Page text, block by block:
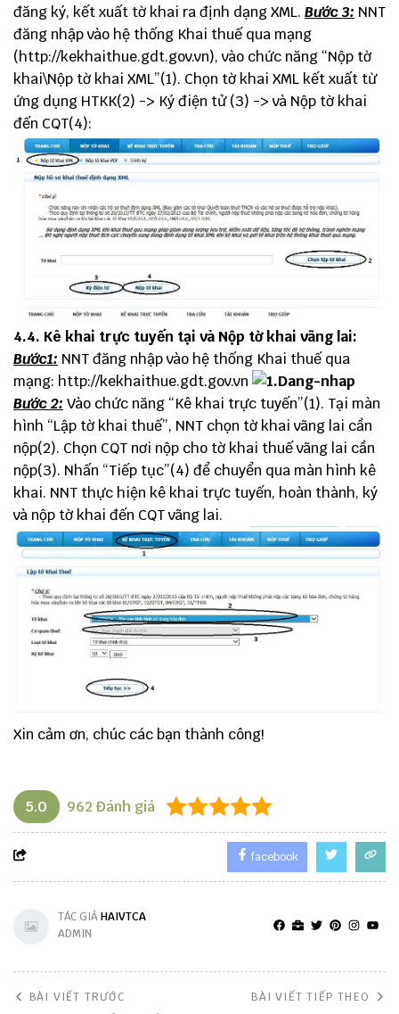
đăng ký, kết xuất tờ khai ra định dạng XML. Bước 3: NNT
đăng nhập vào hệ thống Khai thuế qua mạng
(http://kekhaithue.gdt.gov.vn), vào chức năng “Nộp tờ
khai\Nộp tờ khai XML”(1). Chọn tờ khai XML kết xuất từ
ứng dụng HTKK(2) -> Ký điện tử (3) -> và Nộp tờ khai
đến CQT(4):
4.4. Kê khai trực tuyến tại và Nộp tờ khai vãng lai:
Bước1: NNT đăng nhập vào hệ thống Khai thuế qua
mạng: http://kekhaithue.gdt.gov.vn
Bước 2: Vào chức năng “Kê khai trực tuyến”(1). Tại màn
hình “Lập tờ khai thuế”, NNT chọn tờ khai vãng lai cần
nộp(2). Chọn CQT nơi nộp cho tờ khai thuế vãng lai cần
nộp(3). Nhấn “Tiếp tục”(4) để chuyển qua màn hình kê
khai. NNT thực hiện kê khai trực tuyến, hoàn thành, ký
và nộp tờ khai đến CQT vãng lai.
Xin cảm ơn, chúc các bạn thành công!
5.0 962 Đánh giá
facebook
TÁC GIẢHAIVTCA
ADMIN
BÀI VIẾT TRƯỚC BÀI VIẾT TIẾP THEO